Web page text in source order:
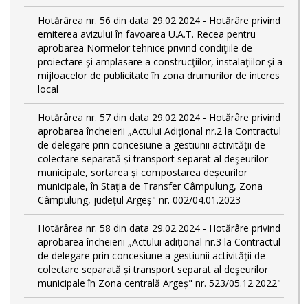
Hotărârea nr. 56 din data 29.02.2024 - Hotărâre privind
emiterea avizului în favoarea U.A.T. Recea pentru
aprobarea Normelor tehnice privind condiţiile de
proiectare şi amplasare a construcţiilor, instalaţiilor şi a
mijloacelor de publicitate în zona drumurilor de interes
local
Hotărârea nr. 57 din data 29.02.2024 - Hotărâre privind
aprobarea încheierii „Actului Adițional nr.2 la Contractul
de delegare prin concesiune a gestiunii activității de
colectare separată și transport separat al deşeurilor
municipale, sortarea și compostarea deșeurilor
municipale, în Stația de Transfer Câmpulung, Zona
Câmpulung, județul Argeș" nr. 002/04.01.2023
Hotărârea nr. 58 din data 29.02.2024 - Hotărâre privind
aprobarea încheierii „Actului adițional nr.3 la Contractul
de delegare prin concesiune a gestiunii activității de
colectare separată și transport separat al deşeurilor
municipale în Zona centrală Argeș" nr. 523/05.12.2022"